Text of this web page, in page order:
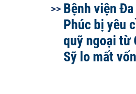
Bệnh viện
Phúc bị yêu
quỹ ngoại từ
Sỹ lo mất vốn